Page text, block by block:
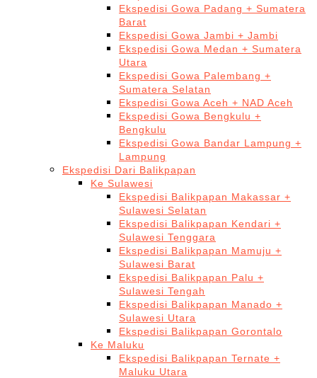
Ekspedisi Gowa Padang + Sumatera
Barat
Ekspedisi Gowa Jambi + Jambi
Ekspedisi Gowa Medan + Sumatera
Utara
Ekspedisi Gowa Palembang +
Sumatera Selatan
Ekspedisi Gowa Aceh + NAD Aceh
Ekspedisi Gowa Bengkulu +
Bengkulu
Ekspedisi Gowa Bandar Lampung +
Lampung
Ekspedisi Dari Balikpapan
Ke Sulawesi
Ekspedisi Balikpapan Makassar +
Sulawesi Selatan
Ekspedisi Balikpapan Kendari +
Sulawesi Tenggara
Ekspedisi Balikpapan Mamuju +
Sulawesi Barat
Ekspedisi Balikpapan Palu +
Sulawesi Tengah
Ekspedisi Balikpapan Manado +
Sulawesi Utara
Ekspedisi Balikpapan Gorontalo
Ke Maluku
Ekspedisi Balikpapan Ternate +
Maluku Utara